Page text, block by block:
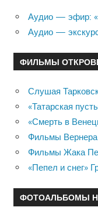
Аудио — эфир:
Аудио —
ФИЛЬМЫ
Слушая
«Татарская
«Смерть в
Фильмы Вернера
Фильмы Жака
«Пепел и снег»
ФОТОАЛЬБОМЫ